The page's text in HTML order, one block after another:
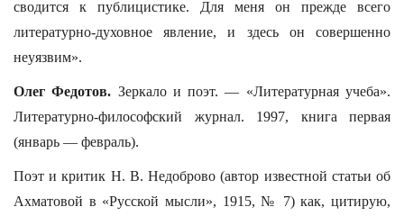
сводится к публицистике. Для меня он прежде всего
литературно-духовное явление, и здесь он совершенно
неуязвим».
Олег Федотов. Зеркало и поэт. — «Литературная учеба».
Литературно-философский журнал. 1997, книга первая
(январь — февраль).
Поэт и критик Н. В. Недоброво (автор известной статьи об
Ахматовой в «Русской мысли», 1915, № 7) как, цитирую,